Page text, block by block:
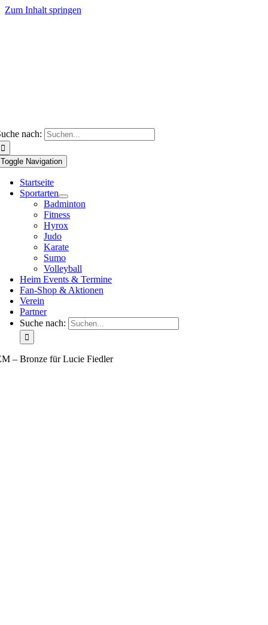
Zum Inhalt springen
nach:
Toggle Navigation
Startseite
Sportarten
Badminton
Fitness
Hyrox
Judo
Karate
Sumo
Volleyball
Heim Events & Termine
Fan-Shop & Aktionen
Verein
Partner
Suche nach:
– Bronze für Lucie Fiedler